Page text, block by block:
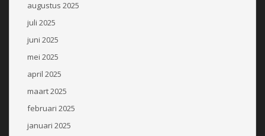
augustus 2025
juli 2025
juni 2025
mei 2025
april 2025
maart 2025
februari 2025
januari 2025